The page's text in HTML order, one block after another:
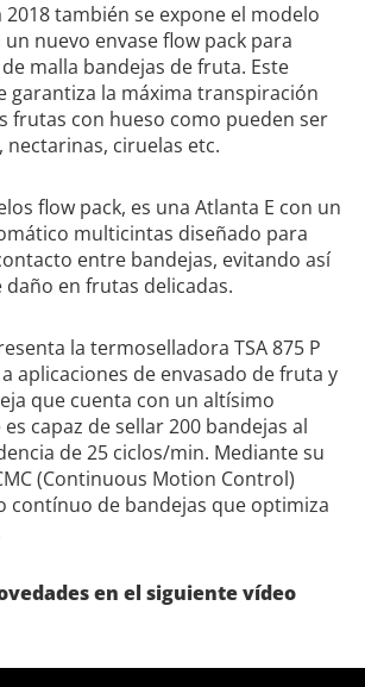
2018 también se expone el modelo
un nuevo envase flow pack para
malla bandejas de fruta. Este
garantiza la máxima transpiración
frutas con hueso como pueden ser
ciruelas etc.
flow pack, es una Atlanta E con un
multicintas diseñado para
entre bandejas, evitando así
en frutas delicadas.
la termoselladora TSA 875 P
aplicaciones de envasado de fruta y
que cuenta con un altísimo
capaz de sellar 200 bandejas al
de 25 ciclos/min. Mediante su
(Continuous Motion Control)
contínuo de bandejas que optimiza
en el siguiente vídeo